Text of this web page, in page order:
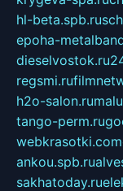
hl-beta.spb.ru
epoha-
dieselvostok.ru
regsmi.ru
h2o-salon.ru
tango-perm.ru
webkrasotki.com
ankou.spb.ru
sakhatoday.ru